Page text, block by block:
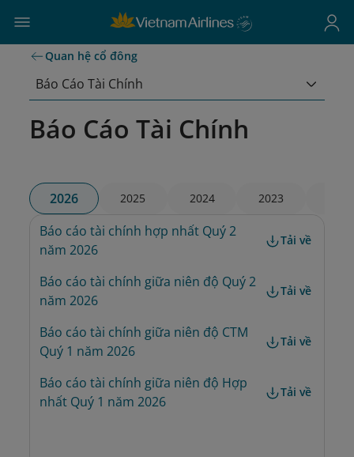
Quan hệ cổ đông
Báo Cáo Tài Chính
Báo Cáo Tài Chính
2026 2025 2024 2023
Báo cáo tài chính hợp nhất Quý 2
năm 2026
Tải về
Báo cáo tài chính giữa niên độ Quý 2
năm 2026
Tải về
Báo cáo tài chính giữa niên độ CTM
Quý 1 năm 2026
Tải về
Báo cáo tài chính giữa niên độ Hợp
nhất Quý 1 năm 2026
Tải về